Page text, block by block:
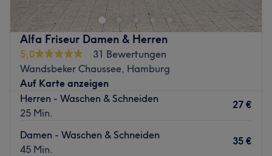
Alfa Friseur Damen & Herren
5,0
31 Bewertungen
Wandsbeker Chaussee, Hamburg
Auf Karte anzeigen
Herren - Waschen & Schneiden
25 Min.
27 €
Damen - Waschen & Schneiden
45 Min.
35 €